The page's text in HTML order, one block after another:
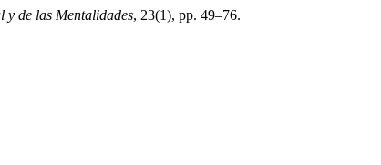
y de las Mentalidades, 23(1), pp. 49–76.